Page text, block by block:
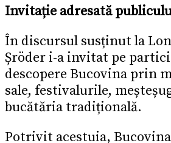
Invitație adresată
În discursul susținut la
Șröder i-a invitat pe
descopere Bucovina prin
sale, festivalurile,
bucătăria tradițională.
Potrivit acestuia,